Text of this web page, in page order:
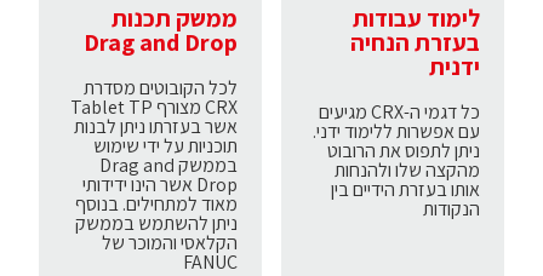
לימוד עבודות
בעזרת הנחיה
ידנית
כל דגמי ה-CRX מגיעים
עם אפשרות ללימוד ידני.
ניתן לתפוס את הרובוט
מהקצה שלו ולהנחות
אותו בעזרת הידיים בין
הנקודות
ממשק תכנות
Drag and Drop
לכל הקובוטים מסדרת
CRX מצורף Tablet TP
אשר בעזרתו ניתן לבנות
תוכניות על ידי שימוש
בממשק Drag and
Drop אשר הינו ידידותי
מאוד למתחילים. בנוסף
ניתן להשתמש בממשק
הקלאסי והמוכר של
FANUC